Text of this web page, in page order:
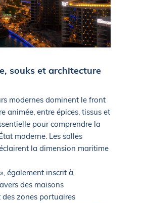
souks et architecture
modernes dominent le front
animée, entre épices, tissus et
pour comprendre la
moderne. Les salles
la dimension maritime
également inscrit à
des maisons
zones portuaires